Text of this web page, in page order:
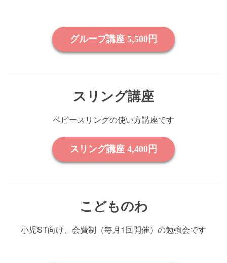
スリング講座
ベビースリングの使い方講座です
こどものわ
小児ST向け、会費制（毎月1回開催）の勉強会です